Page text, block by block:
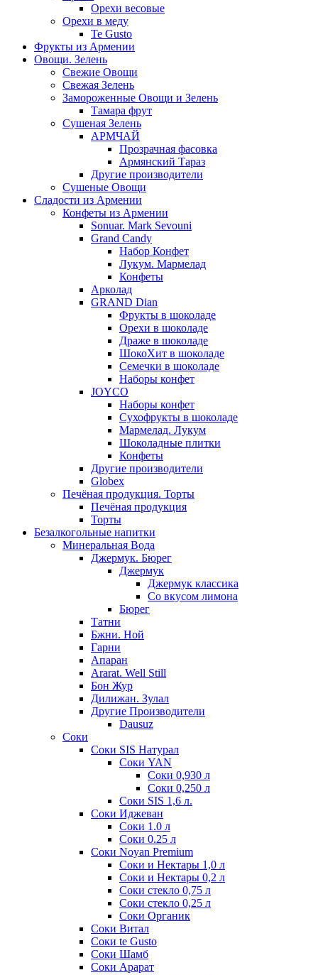
Орехи весовые
Орехи в меду
Te Gusto
Фрукты из Армении
Овощи. Зелень
Свежие Овощи
Свежая Зелень
Замороженные Овощи и Зелень
Тамара фрут
Сушеная Зелень
АРМЧАЙ
Прозрачная фасовка
Армянский Тараз
Другие производители
Сушеные Овощи
Сладости из Армении
Конфеты из Армении
Sonuar. Mark Sevouni
Grand Candy
Набор Конфет
Лукум. Мармелад
Конфеты
Арколад
GRAND Dian
Фрукты в шоколаде
Орехи в шоколаде
Драже в шоколаде
ШокоХит в шоколаде
Семечки в шоколаде
Наборы конфет
JOYCO
Наборы конфет
Сухофрукты в шоколаде
Мармелад. Лукум
Шоколадные плитки
Конфеты
Другие производители
Globex
Печёная продукция. Торты
Печёная продукция
Торты
Безалкогольные напитки
Минеральная Вода
Джермук. Бюрег
Джермук
Джермук классика
Со вкусом лимона
Бюрег
Татни
Бжни. Ной
Гарни
Апаран
Ararat. Well Still
Бон Жур
Дилижан. Зулал
Другие Производители
Dausuz
Соки
Соки SIS Натурал
Соки YAN
Соки 0,930 л
Соки 0,250 л
Соки SIS 1,6 л.
Соки Иджеван
Соки 1.0 л
Соки 0.25 л
Соки Noyan Premium
Соки и Нектары 1,0 л
Соки и Нектары 0,2 л
Соки стекло 0,75 л
Соки стекло 0,25 л
Соки Органик
Соки Витал
Соки te Gusto
Соки Шамб
Соки Арарат